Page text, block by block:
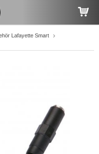
Lafayette Smart